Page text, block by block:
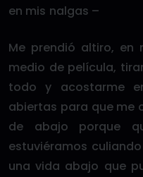
en mis nalgas –
Me prendió altiro, en
medio de película,
todo y acostarme
abiertas para que me
de abajo porque
estuviéramos
una vida abajo que